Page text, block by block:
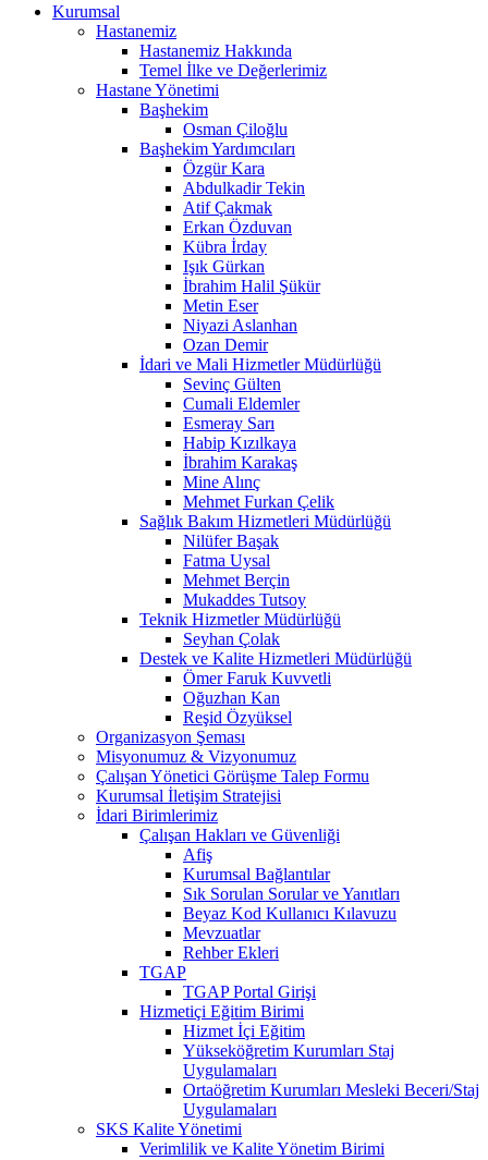
Kurumsal
Hastanemiz
Hastanemiz Hakkında
Temel İlke ve Değerlerimiz
Hastane Yönetimi
Başhekim
Osman Çiloğlu
Başhekim Yardımcıları
Özgür Kara
Abdulkadir Tekin
Atif Çakmak
Erkan Özduvan
Kübra İrday
Işık Gürkan
İbrahim Halil Şükür
Metin Eser
Niyazi Aslanhan
Ozan Demir
İdari ve Mali Hizmetler Müdürlüğü
Sevinç Gülten
Cumali Eldemler
Esmeray Sarı
Habip Kızılkaya
İbrahim Karakaş
Mine Alınç
Mehmet Furkan Çelik
Sağlık Bakım Hizmetleri Müdürlüğü
Nilüfer Başak
Fatma Uysal
Mehmet Berçin
Mukaddes Tutsoy
Teknik Hizmetler Müdürlüğü
Seyhan Çolak
Destek ve Kalite Hizmetleri Müdürlüğü
Ömer Faruk Kuvvetli
Oğuzhan Kan
Reşid Özyüksel
Organizasyon Şeması
Misyonumuz & Vizyonumuz
Çalışan Yönetici Görüşme Talep Formu
Kurumsal İletişim Stratejisi
İdari Birimlerimiz
Çalışan Hakları ve Güvenliği
Afiş
Kurumsal Bağlantılar
Sık Sorulan Sorular ve Yanıtları
Beyaz Kod Kullanıcı Kılavuzu
Mevzuatlar
Rehber Ekleri
TGAP
TGAP Portal Girişi
Hizmetiçi Eğitim Birimi
Hizmet İçi Eğitim
Yükseköğretim Kurumları Staj
Uygulamaları
Ortaöğretim Kurumları Mesleki Beceri/Staj
Uygulamaları
SKS Kalite Yönetimi
Verimlilik ve Kalite Yönetim Birimi